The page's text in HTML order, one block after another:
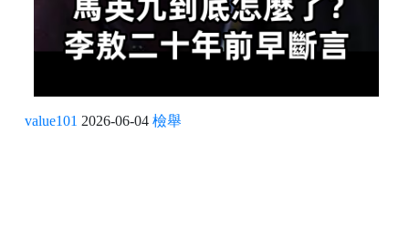
value101 2026-06-04 檢舉